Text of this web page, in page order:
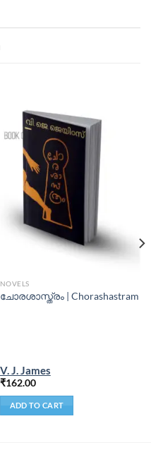
NOVELS
ചോരശാസ്ത്രം | Chorashastram
V. J. James
₹162.00
ADD TO CART